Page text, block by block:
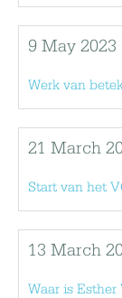
9 May 2023
Werk van
21 March
Start van het
13 March
Waar is Esther